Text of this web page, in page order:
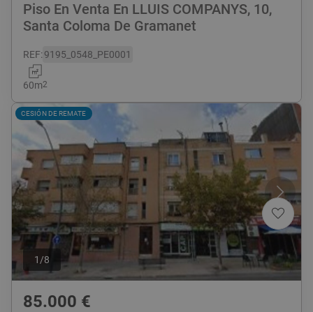
Piso En Venta En LLUIS COMPANYS, 10,
Santa Coloma De Gramanet
REF:9195_0548_PE0001
60m2
1 /8
CESIÓN DE REMATE
85.000 €